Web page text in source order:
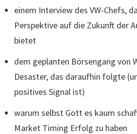
einem Interview des VW-Chefs,
Perspektive auf die Zukunft der
bietet
dem geplanten Börsengang von
Desaster, das daraufhin folgte
positives Signal ist)
warum selbst Gott es kaum
Market Timing Erfolg zu haben